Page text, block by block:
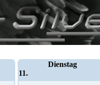
Dienstag
11.